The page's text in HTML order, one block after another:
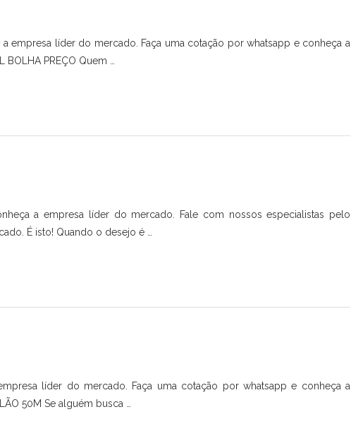
empresa líder do mercado. Faça uma cotação por whatsapp e conheça a
PREÇO Quem …
a empresa líder do mercado. Fale com nossos especialistas pelo
É isto! Quando o desejo é …
líder do mercado. Faça uma cotação por whatsapp e conheça a
50M Se alguém busca …